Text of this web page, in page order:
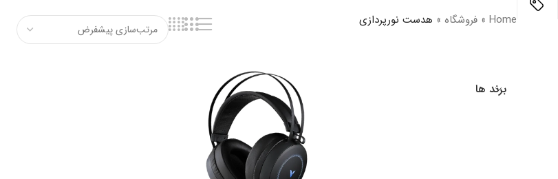
Home
» فروشگاه » هدست نورپردازی
برند ها